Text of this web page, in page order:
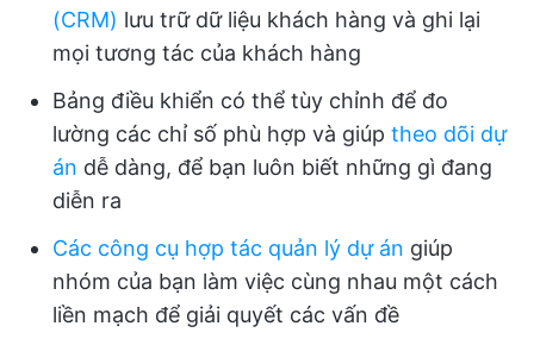
(CRM) lưu trữ dữ liệu khách hàng và ghi lại
mọi tương tác của khách hàng
Bảng điều khiển có thể tùy chỉnh để đo
lường các chỉ số phù hợp và giúp theo dõi dự
án dễ dàng, để bạn luôn biết những gì đang
diễn ra
Các công cụ hợp tác quản lý dự án giúp
nhóm của bạn làm việc cùng nhau một cách
liền mạch để giải quyết các vấn đề